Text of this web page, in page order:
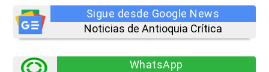
Sigue desde Google News
Noticias de Antioquia Crítica
WhatsApp